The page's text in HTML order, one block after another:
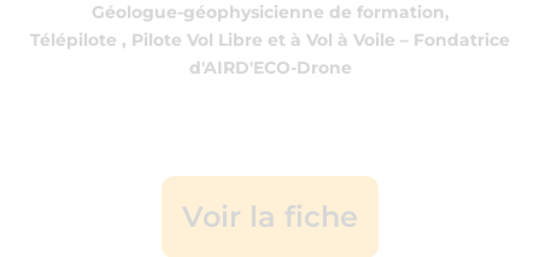
Géologue-géophysicienne de formation,
Télépilote , Pilote Vol Libre et à Vol à Voile – Fondatrice
d'AIRD'ECO-Drone
Voir la fiche